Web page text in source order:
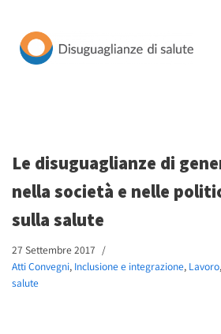
Vai
Le disuguaglianze di
nella società e nelle
sulla salute
27 Settembre 2017
Atti Convegni, Inclusione e integrazione, Lavoro,
salute